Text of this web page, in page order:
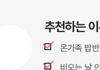
추천하는
온가족 밥
비오는 날